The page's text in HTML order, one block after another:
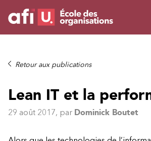
Formations
Sur mesure
À propos
Retour aux publications
Lean IT et la
29 août 2017, par Dominick Boutet